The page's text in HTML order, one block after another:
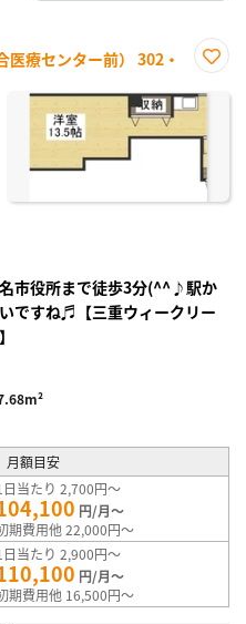
療センター前） 302・
に入
り登
市役所まで徒歩3分(^^♪駅か
ですね♬【三重ウィークリー
月額目安
日当たり 2,700円～
円/月～
期費用他 22,000円～
日当たり 2,900円～
円/月～
期費用他 16,500円～